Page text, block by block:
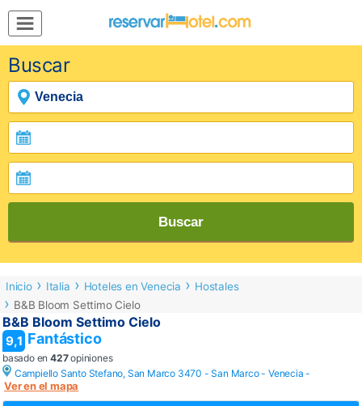
MENÚ
Inicio
Mi
Reserva
Grupos
Inspírate
Buscar
Buscar
Inicio Italia Hoteles en Venecia
Hostales
B&B Bloom Settimo Cielo
B&B Bloom Settimo Cielo
9,1 Fantástico
basado en 427opiniones
Campiello Santo Stefano, San Marco 3470 - San Marco - Venecia -
Ver en el mapa